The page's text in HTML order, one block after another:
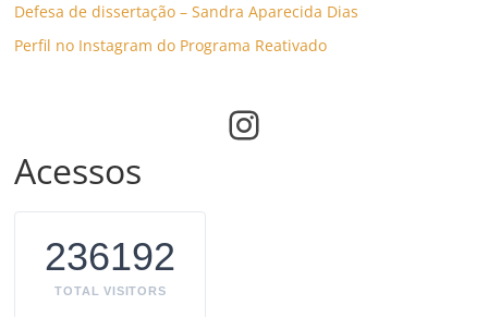
Defesa de dissertação – Sandra Aparecida Dias
Perfil no Instagram do Programa Reativado
Instagram
Acessos
236192
TOTAL VISITORS